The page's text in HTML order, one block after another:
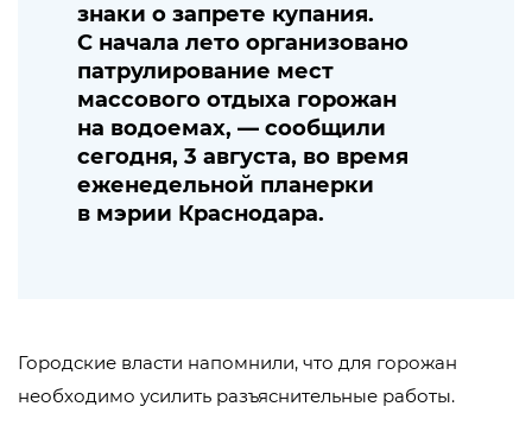
знаки о запрете купания.
С начала лето организовано
патрулирование мест
массового отдыха горожан
на водоемах, — сообщили
сегодня, 3 августа, во время
еженедельной планерки
в мэрии Краснодара.
Городские власти напомнили, что для горожан
необходимо усилить разъяснительные работы.